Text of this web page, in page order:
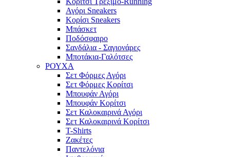
Αγόρι Sneakers
Κορίσι Sneakers
Μπάσκετ
Ποδόσφαιρο
Σανδάλια - Σαγιονάρες
Μποτάκια-Γαλότσες
ΡΟΥΧΑ
Σετ Φόρμες Αγόρι
Σετ Φόρμες Κορίτσι
Μπουφάν Αγόρι
Μπουφάν Κορίτσι
Σετ Καλοκαιρινά Αγόρι
Σετ Καλοκαιρινά Κορίτσι
T-Shirts
Ζακέτες
Παντελόνια